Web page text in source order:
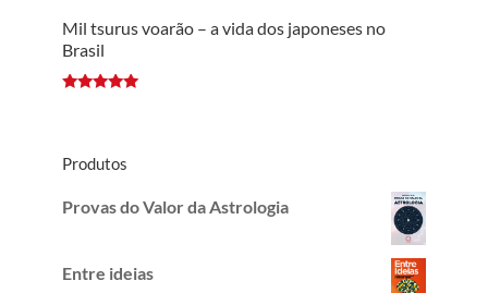
Mil tsurus voarão – a vida dos japoneses no
Brasil
Produtos
Provas do Valor da Astrologia
Entre ideias